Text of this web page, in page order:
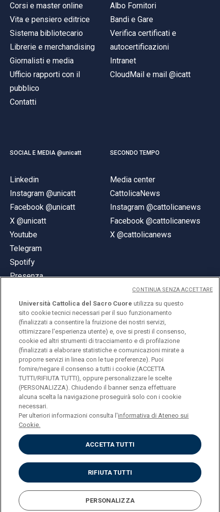
Corsi e master online
Vita e pensiero editrice
Sistema bibliotecario
Librerie e merchandising
Giornalisti e media
Ufficio rapporti con il
pubblico
Contatti
Albo Fornitori
Bandi e Gare
Verifica certificati e
autocertificazioni
Intranet
CloudMail e mail @icatt
SOCIAL E MEDIA @unicatt
Linkedin
Instagram @unicatt
Facebook @unicatt
X @unicatt
Youtube
Telegram
Spotify
Presenza
SECONDO TEMPO
Media center
CattolicaNews
Instagram @cattolicanews
Facebook @cattolicanews
X @cattolicanews
© Università Cattolica del Sacro Cuore
Largo A. Gemelli 1, 20123 Milano
PI 02133120150
ENGLISH
Privacy
Accessibilità
Cookies
Impostazione Cookies
Università Cattolica del Sacro Cuore utilizza su questo
sito cookie tecnici necessari per il suo funzionamento
(finalizzati a consentire la fruizione dei nostri servizi,
ottimizzare l'esperienza utente) e, ove si presti il consenso,
cookie ed altri strumenti di tracciamento e di profilazione
(finalizzati a elaborare statistiche e comunicazioni mirate a
proporre servizi in linea con le tue preferenze). Puoi
fornire/negare il consenso a tutti i cookie (ACCETTA
TUTTI/RIFIUTA TUTTI), oppure personalizzare le scelte
(PERSONALIZZA). Chiudendo il banner senza effettuare
alcuna scelta la navigazione proseguirà solo con i cookie
necessari.
Per ulteriori informazioni consulta l'informativa di Ateneo sui
Cookie.
ACCETTA TUTTI
RIFIUTA TUTTI
PERSONALIZZA
CONTINUA SENZA ACCETTARE